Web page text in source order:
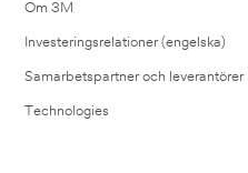
Om 3M
Investeringsrelationer (engelska)
Samarbetspartner och leverantörer
Technologies